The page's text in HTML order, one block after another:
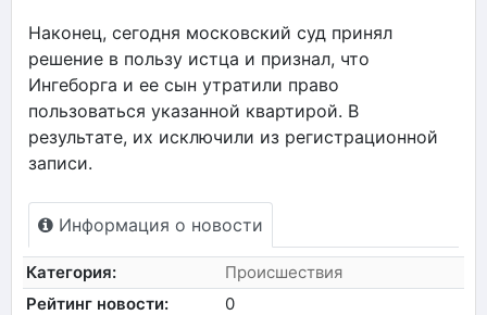
Наконец, сегодня московский суд принял
решение в пользу истца и признал, что
Ингеборга и ее сын утратили право
пользоваться указанной квартирой. В
результате, их исключили из регистрационной
записи.
Информация о новости
Категория:
Происшествия
Рейтинг новости:
0